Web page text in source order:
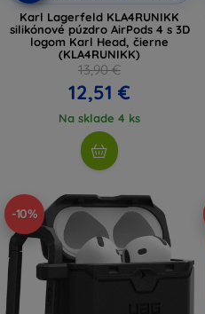
Karl Lagerfeld KLA4RUNIKK
silikónové púzdro AirPods 4 s 3D
logom Karl Head, čierne
(KLA4RUNIKK)
13,90 €
12,51 €
Na sklade 4 ks
-10%